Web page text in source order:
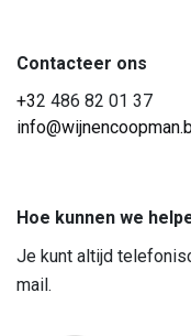
Contacteer ons
+32 486 82 01 37
Hoe kunnen we
Je kunt altijd
mail.